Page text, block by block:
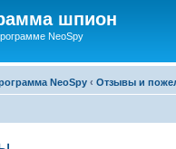
шпион
NeoSpy
NeoSpy ‹ Отзывы и